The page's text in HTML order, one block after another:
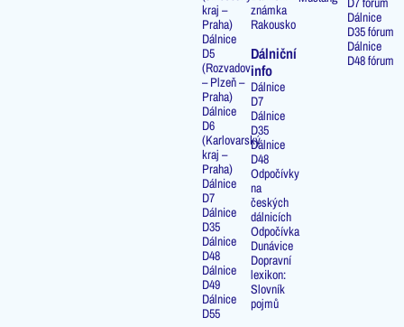
kraj –
Praha)
Dálnice
D5
(Rozvadov
– Plzeň –
Praha)
Dálnice
D6
(Karlovarský
kraj –
Praha)
Dálnice
D7
Dálnice
D35
Dálnice
D48
Dálnice
D49
Dálnice
D55
známka
Rakousko
Dálniční
info
Dálnice
D7
Dálnice
D35
Dálnice
D48
Odpočívky
na
českých
dálnicích
Odpočívka
Dunávice
Dopravní
lexikon:
Slovník
pojmů
Dálnice
D35 fórum
Dálnice
D48 fórum